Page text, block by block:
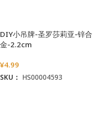
DIY小吊牌-圣罗莎莉亚-锌合
金-2.2cm
¥4.99
SKU： HS00004593